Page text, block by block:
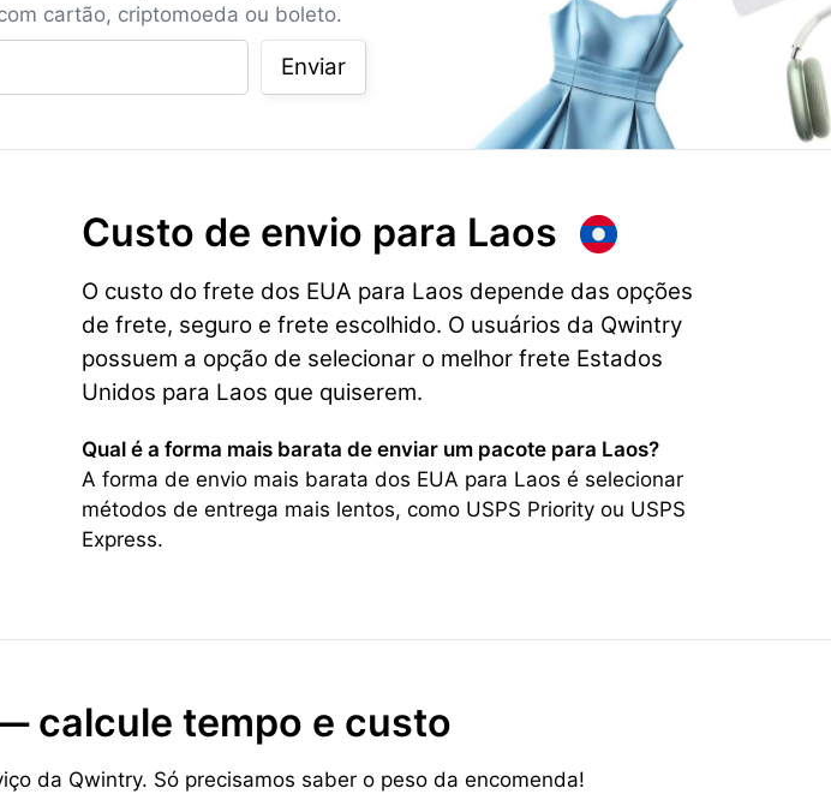
cartão, criptomoeda ou boleto.
Enviar
Custo de envio para Laos
O custo do frete dos EUA para Laos depende das opções
de frete, seguro e frete escolhido. O usuários da Qwintry
possuem a opção de selecionar o melhor frete Estados
Unidos para Laos que quiserem.
Qual é a forma mais barata de enviar um pacote para Laos?
A forma de envio mais barata dos EUA para Laos é selecionar
métodos de entrega mais lentos, como USPS Priority ou USPS
Express.
calcule tempo e custo
da Qwintry. Só precisamos saber o peso da encomenda!